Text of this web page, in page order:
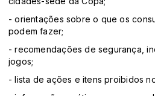
- orientações sobre o que os
podem fazer;
- recomendações de segurança,
jogos;
- lista de ações e itens proibidos